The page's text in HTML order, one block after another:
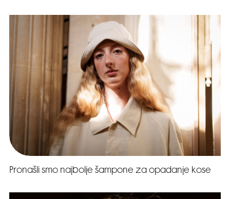
Pronašli smo najbolje šampone za opadanje kose